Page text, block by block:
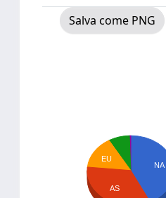
Salva come PNG
NA
EU
AS